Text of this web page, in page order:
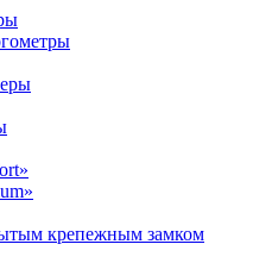
крепежным замком